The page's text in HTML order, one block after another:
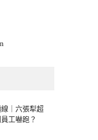
線｜六張犁超
工嚇跑？